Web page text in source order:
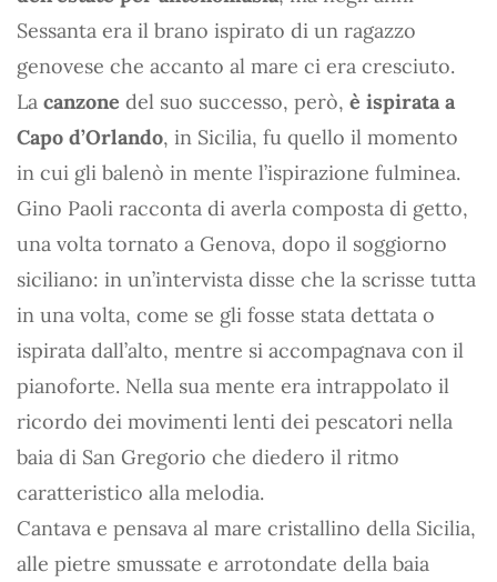
Sessanta era il brano ispirato di un ragazzo
genovese che accanto al mare ci era cresciuto.
La canzone del suo successo, però, è ispirata a
Capo d’Orlando, in Sicilia, fu quello il momento
in cui gli balenò in mente l’ispirazione fulminea.
Gino Paoli racconta di averla composta di getto,
una volta tornato a Genova, dopo il soggiorno
siciliano: in un’intervista disse che la scrisse tutta
in una volta, come se gli fosse stata dettata o
ispirata dall’alto, mentre si accompagnava con il
pianoforte. Nella sua mente era intrappolato il
ricordo dei movimenti lenti dei pescatori nella
baia di San Gregorio che diedero il ritmo
caratteristico alla melodia.
Cantava e pensava al mare cristallino della Sicilia,
alle pietre smussate e arrotondate della baia